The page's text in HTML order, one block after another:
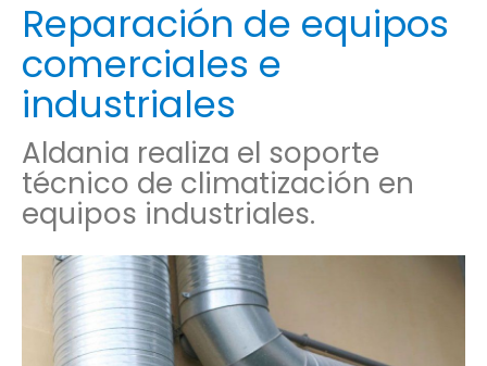
Reparación de equipos
comerciales e
industriales
Aldania realiza el soporte
técnico de climatización en
equipos industriales.